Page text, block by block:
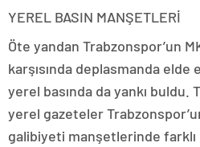
YEREL BASIN MANŞETLERİ
Öte yandan Trabzonspor’un
karşısında deplasmanda
yerel basında da yankı buldu.
yerel gazeteler
galibiyeti manşetlerinde farklı